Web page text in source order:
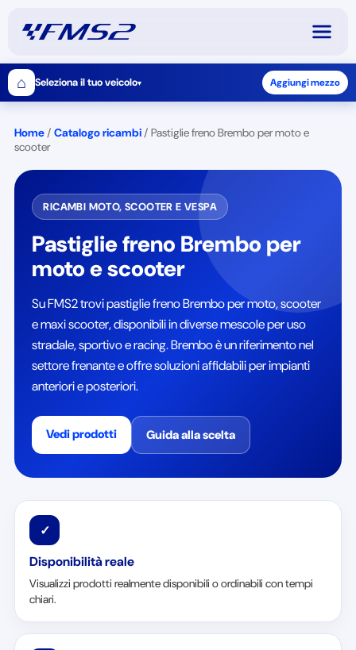
⌂ Seleziona il tuo veicolo▾ Aggiungi mezzo
Home /Catalogo ricambi /Pastiglie freno Brembo per moto e
scooter
RICAMBI MOTO, SCOOTER E VESPA
Pastiglie freno Brembo per
moto e scooter
Su FMS2 trovi pastiglie freno Brembo per moto, scooter
e maxi scooter, disponibili in diverse mescole per uso
stradale, sportivo e racing. Brembo è un riferimento nel
settore frenante e offre soluzioni affidabili per impianti
anteriori e posteriori.
Vedi prodotti Guida alla scelta
✓
Disponibilità reale
Visualizzi prodotti realmente disponibili o ordinabili con tempi
chiari.